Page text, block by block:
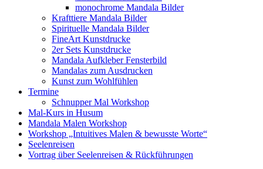
monochrome Mandala Bilder
Krafttiere Mandala Bilder
Spirituelle Mandala Bilder
FineArt Kunstdrucke
2er Sets Kunstdrucke
Mandala Aufkleber Fensterbild
Mandalas zum Ausdrucken
Kunst zum Wohlfühlen
Termine
Schnupper Mal Workshop
Mal-Kurs in Husum
Mandala Malen Workshop
Workshop „Intuitives Malen & bewusste Worte“
Seelenreisen
Vortrag über Seelenreisen & Rückführungen